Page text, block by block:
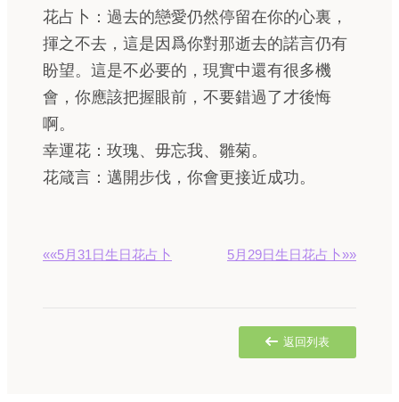
花占卜：過去的戀愛仍然停留在你的心裏，
揮之不去，這是因爲你對那逝去的諾言仍有
盼望。這是不必要的，現實中還有很多機
會，你應該把握眼前，不要錯過了才後悔
啊。
幸運花：玫瑰、毋忘我、雛菊。
花箴言：邁開步伐，你會更接近成功。
««5月31日生日花占卜 5月29日生日花占卜»»
返回列表